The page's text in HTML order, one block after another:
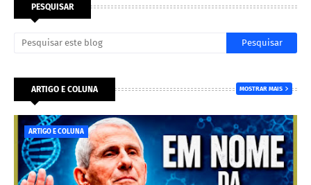
PESQUISAR
ARTIGO E COLUNA MOSTRAR MAIS
ARTIGO E COLUNA